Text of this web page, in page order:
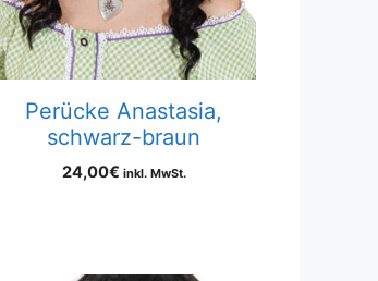
Perücke Anastasia,
schwarz-braun
24,00€ inkl. MwSt.